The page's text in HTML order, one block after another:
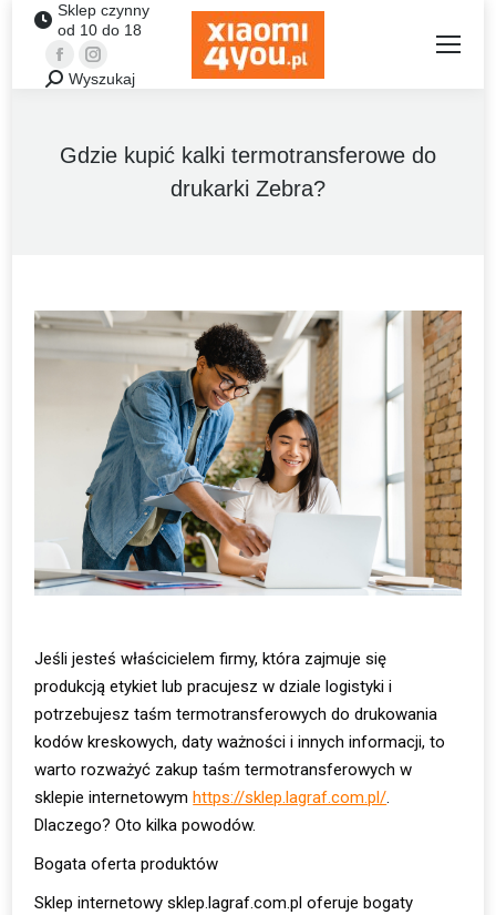
Sklep czynny
od 10 do 18
FacebookInstagram
Szukaj:Wyszukaj
Gdzie kupić kalki termotransferowe do
drukarki Zebra?
Jeśli jesteś właścicielem firmy, która zajmuje się
produkcją etykiet lub pracujesz w dziale logistyki i
potrzebujesz taśm termotransferowych do drukowania
kodów kreskowych, daty ważności i innych informacji, to
warto rozważyć zakup taśm termotransferowych w
sklepie internetowymhttps://sklep.lagraf.com.pl/.
Dlaczego? Oto kilka powodów.
Bogata oferta produktów
Sklep internetowy sklep.lagraf.com.pl oferuje bogaty